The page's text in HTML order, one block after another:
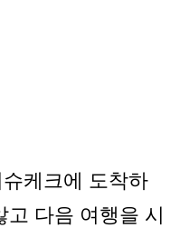
케크에 도착하
다음 여행을 시